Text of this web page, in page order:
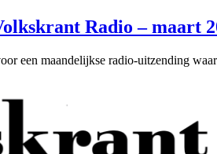
Radio – maart
een maandelijkse radio-uitzending